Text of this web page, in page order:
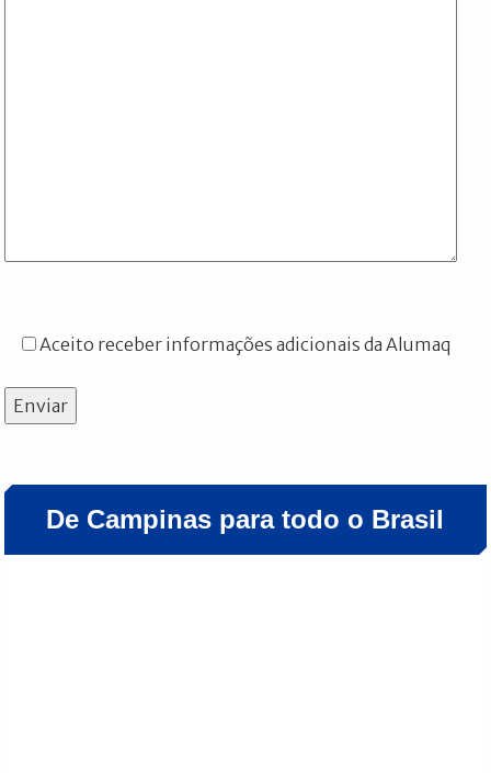
Aceito receber informações adicionais da Alumaq
Enviar
De Campinas para todo o Brasil